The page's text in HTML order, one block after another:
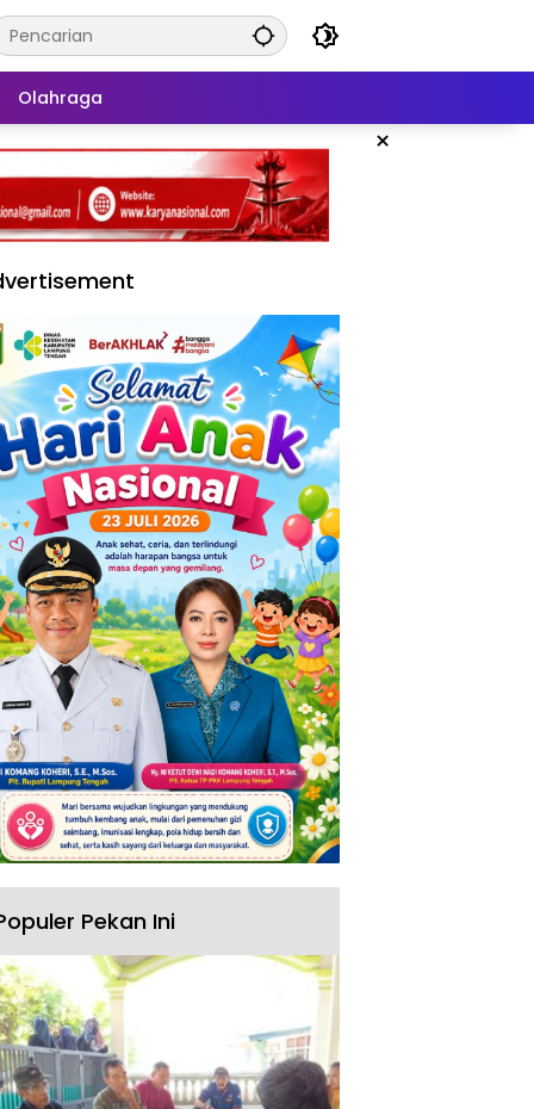
Olahraga
×
Pekan Ini